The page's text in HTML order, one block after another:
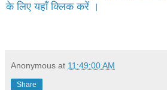
के लिए यहाँ क्लिक करें ।
Anonymous at 11:49:00 AM
Share